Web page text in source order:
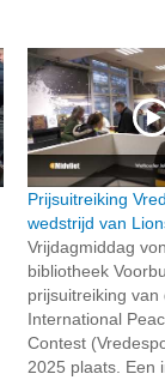
Prijsuitreiking
wedstrijd van
Vrijdagmiddag
bibliotheek
prijsuitreiking van
International
Contest
2025 plaats. Een